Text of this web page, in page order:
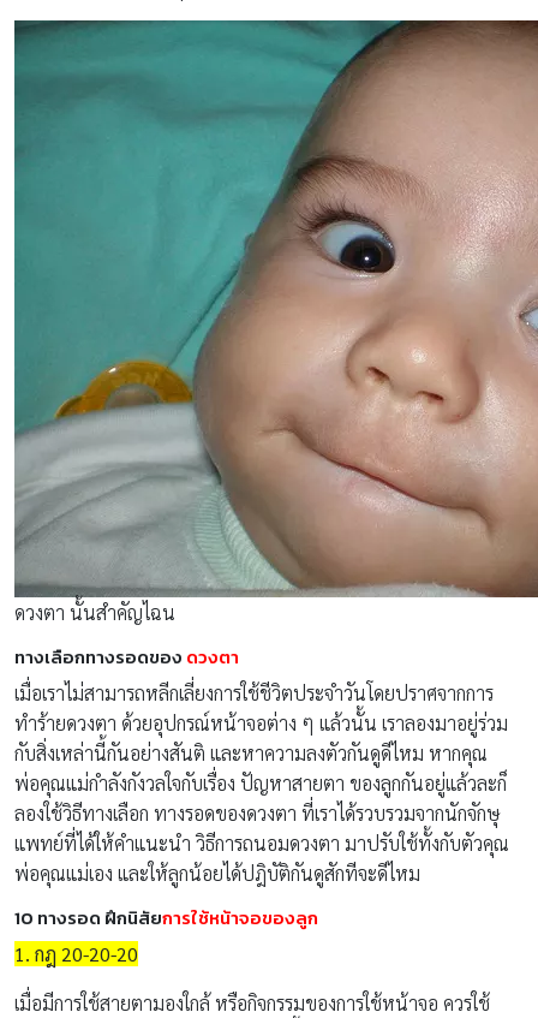
ดวงตา นั้นสำคัญไฉน
ทางเลือกทางรอดของ ดวงตา
เมื่อเราไม่สามารถหลีกเลี่ยงการใช้ชีวิตประจำวันโดยปราศจากการ
ทำร้ายดวงตา ด้วยอุปกรณ์หน้าจอต่าง ๆ แล้วนั้น เราลองมาอยู่ร่วม
กับสิ่งเหล่านี้กันอย่างสันติ และหาความลงตัวกันดูดีไหม หากคุณ
พ่อคุณแม่กำลังกังวลใจกับเรื่อง ปัญหาสายตา ของลูกกันอยู่แล้วละก็
ลองใช้วิธีทางเลือก ทางรอดของดวงตา ที่เราได้รวบรวมจากนักจักษุ
แพทย์ที่ได้ให้คำแนะนำ วิธีการถนอมดวงตา มาปรับใช้ทั้งกับตัวคุณ
พ่อคุณแม่เอง และให้ลูกน้อยได้ปฎิบัติกันดูสักทีจะดีไหม
10 ทางรอด ฝึกนิสัยการใช้หน้าจอของลูก
1. กฎ 20-20-20
เมื่อมีการใช้สายตามองใกล้ หรือกิจกรรมของการใช้หน้าจอ ควรใช้